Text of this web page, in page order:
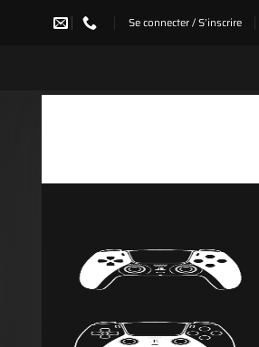
Se connecter / S’inscrire